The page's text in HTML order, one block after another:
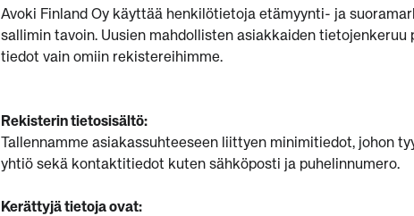
Avoki Finland Oy käyttää henkilötietoja etämyynti- ja
sallimin tavoin. Uusien mahdollisten asiakkaiden
tiedot vain omiin rekistereihimme.
Rekisterin tietosisältö:
Tallennamme asiakassuhteeseen liittyen minimitiedot, johon
yhtiö sekä kontaktitiedot kuten sähköposti ja puhelinnumero.
Kerättyjä tietoja ovat: